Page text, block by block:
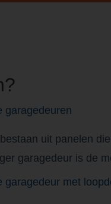
garagedeuren
uit panelen
garagedeur is de
garagedeur met